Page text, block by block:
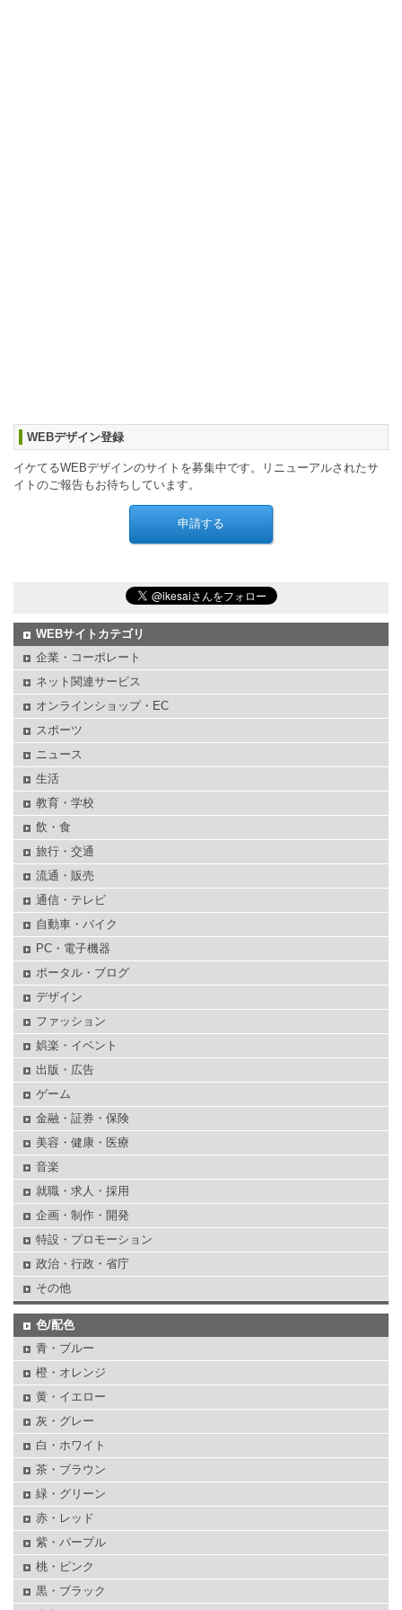
WEBデザイン登録
イケてるWEBデザインのサイトを募集中です。リニューアルされたサ
イトのご報告もお待ちしています。
WEBサイトカテゴリ
企業・コーポレート
ネット関連サービス
オンラインショップ・EC
スポーツ
ニュース
生活
教育・学校
飲・食
旅行・交通
流通・販売
通信・テレビ
自動車・バイク
PC・電子機器
ポータル・ブログ
デザイン
ファッション
娯楽・イベント
出版・広告
ゲーム
金融・証券・保険
美容・健康・医療
音楽
就職・求人・採用
企画・制作・開発
特設・プロモーション
政治・行政・省庁
その他
色/配色
青・ブルー
橙・オレンジ
黄・イエロー
灰・グレー
白・ホワイト
茶・ブラウン
緑・グリーン
赤・レッド
紫・パープル
桃・ピンク
黒・ブラック